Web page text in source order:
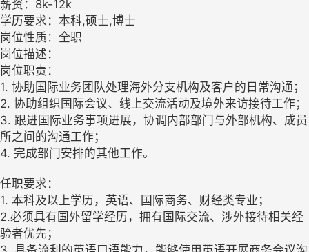
薪资：8k-12k
学历要求：本科,硕士,博士
岗位性质：全职
岗位描述：
岗位职责：
1. 协助国际业务团队处理海外分支机构及客户的日常沟通；
2. 协助组织国际会议、线上交流活动及境外来访接待工作；
3. 跟进国际业务事项进展，协调内部部门与外部机构、成员
所之间的沟通工作；
4. 完成部门安排的其他工作。
任职要求：
1. 本科及以上学历，英语、国际商务、财经类专业；
2.必须具有国外留学经历，拥有国际交流、涉外接待相关经
验者优先；